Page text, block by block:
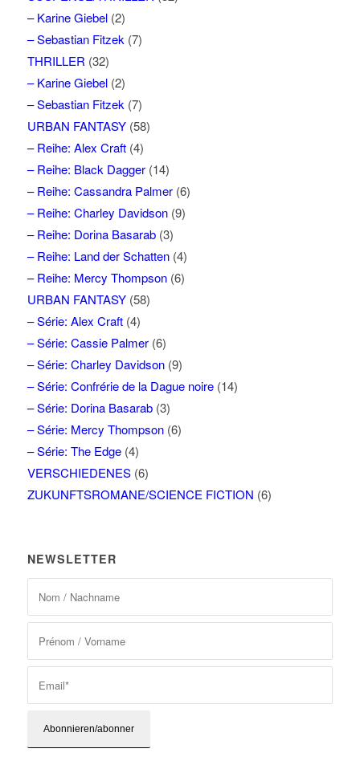
– Karine Giebel(2)
– Sebastian Fitzek (7)
THRILLER (32)
– Karine Giebel(2)
– Sebastian Fitzek (7)
URBAN FANTASY(58)
– Reihe: Alex Craft(4)
– Reihe: Black Dagger(14)
– Reihe: Cassandra Palmer(6)
– Reihe: Charley Davidson(9)
– Reihe: Dorina Basarab(3)
– Reihe: Land der Schatten(4)
– Reihe: Mercy Thompson(6)
URBAN FANTASY(58)
– Série: Alex Craft(4)
– Série: Cassie Palmer(6)
– Série: Charley Davidson(9)
– Série: Confrérie de la Dague noire(14)
– Série: Dorina Basarab(3)
– Série: Mercy Thompson(6)
– Série: The Edge(4)
VERSCHIEDENES(6)
ZUKUNFTSROMANE/SCIENCE FICTION (6)
NEWSLETTER